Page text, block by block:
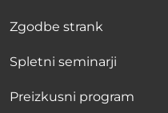
Zgodbe strank
Spletni seminarji
Preizkusni program